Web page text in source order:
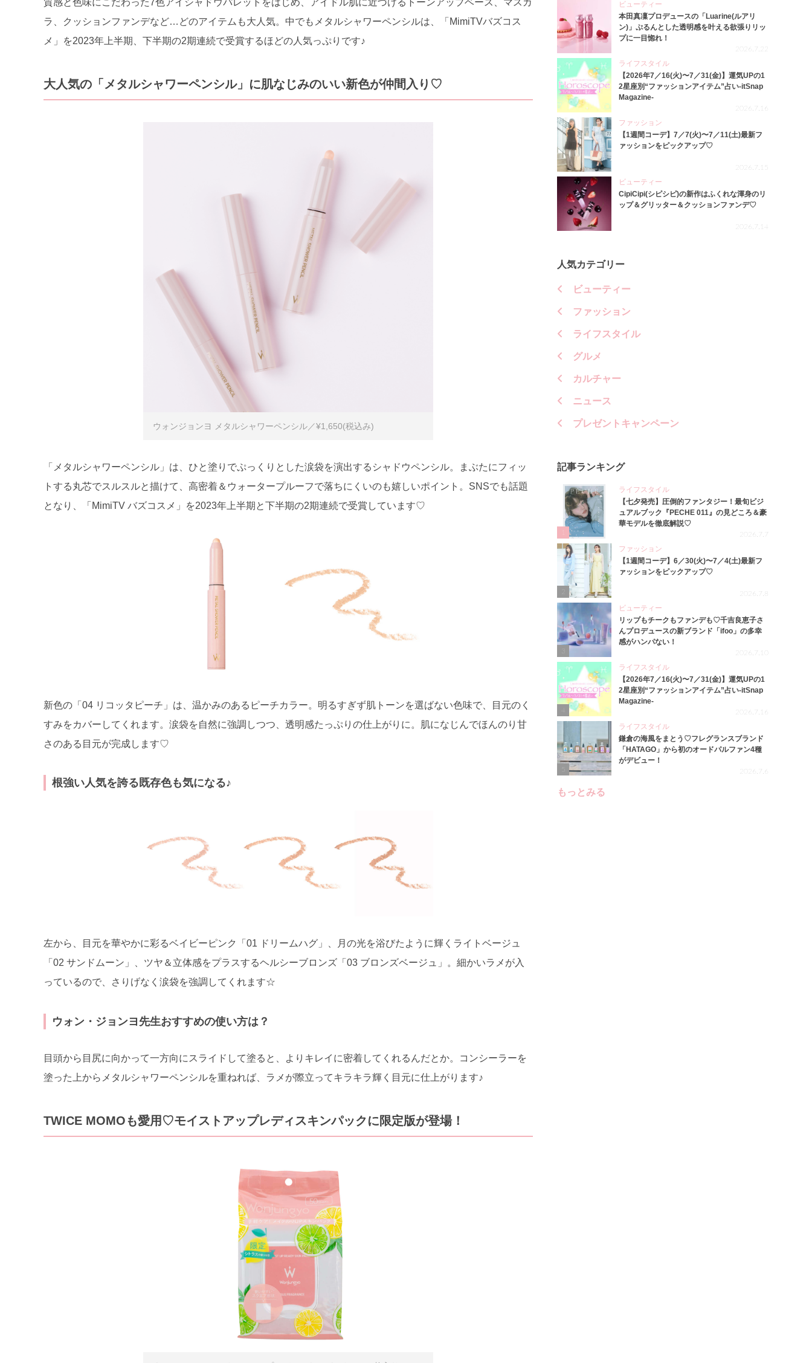
質感と色味にこだわった7色アイシャドウパレットをはじめ、アイドル肌に近づけるトーンアップベース、マスカ
ラ、クッションファンデなど…どのアイテムも大人気。中でもメタルシャワーペンシルは、「MimiTVバズコス
メ」を2023年上半期、下半期の2期連続で受賞するほどの人気っぷりです♪
大人気の「メタルシャワーペンシル」に肌なじみのいい新色が仲間入り♡
ウォンジョンヨ メタルシャワーペンシル／¥1,650(税込み)
「メタルシャワーペンシル」は、ひと塗りでぷっくりとした涙袋を演出するシャドウペンシル。まぶたにフィッ
トする丸芯でスルスルと描けて、高密着＆ウォータープルーフで落ちにくいのも嬉しいポイント。SNSでも話題
となり、「MimiTV バズコスメ」を2023年上半期と下半期の2期連続で受賞しています♡
新色の「04 リコッタピーチ」は、温かみのあるピーチカラー。明るすぎず肌トーンを選ばない色味で、目元のく
すみをカバーしてくれます。涙袋を自然に強調しつつ、透明感たっぷりの仕上がりに。肌になじんでほんのり甘
さのある目元が完成します♡
根強い人気を誇る既存色も気になる♪
左から、目元を華やかに彩るベイビーピンク「01 ドリームハグ」、月の光を浴びたように輝くライトベージュ
「02 サンドムーン」、ツヤ＆立体感をプラスするヘルシーブロンズ「03 ブロンズベージュ」。細かいラメが入
っているので、さりげなく涙袋を強調してくれます☆
ウォン・ジョンヨ先生おすすめの使い方は？
目頭から目尻に向かって一方向にスライドして塗ると、よりキレイに密着してくれるんだとか。コンシーラーを
塗った上からメタルシャワーペンシルを重ねれば、ラメが際立ってキラキラ輝く目元に仕上がります♪
TWICE MOMOも愛用♡モイストアップレディスキンパックに限定版が登場！
ビューティー
本田真凜プロデュースの「Luarine(ルアリ
ン)」ぷるんとした透明感を叶える欲張りリッ
プに一目惚れ！
2026.7.22
ライフスタイル
【2026年7／16(火)〜7／31(金)】運気UPの1
2星座別“ファッションアイテム”占い-itSnap
Magazine-
2026.7.16
ファッション
【1週間コーデ】7／7(火)〜7／11(土)最新フ
ァッションをピックアップ♡
2026.7.15
ビューティー
CipiCipi(シピシピ)の新作はふくれな渾身のリ
ップ＆グリッター＆クッションファンデ♡
2026.7.14
人気カテゴリー
ビューティー
ファッション
ライフスタイル
グルメ
カルチャー
ニュース
プレゼントキャンペーン
記事ランキング
ライフスタイル
【七夕発売】圧倒的ファンタジー！最旬ビジ
ュアルブック『PECHE 011』の見どころ＆豪
華モデルを徹底解説♡
2026.7.7
ファッション
【1週間コーデ】6／30(火)〜7／4(土)最新フ
ァッションをピックアップ♡
2026.7.8
3
ビューティー
リップもチークもファンデも♡千吉良恵子さ
んプロデュースの新ブランド「ifoo」の多幸
感がハンパない！
2026.7.10
4
ライフスタイル
【2026年7／16(火)〜7／31(金)】運気UPの1
2星座別“ファッションアイテム”占い-itSnap
Magazine-
2026.7.16
ライフスタイル
鎌倉の海風をまとう♡フレグランスブランド
「HATAGO」から初のオードパルファン4種
がデビュー！
2026.7.6
もっとみる